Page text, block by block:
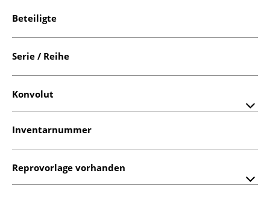
Beteiligte
Serie / Reihe
Konvolut
Inventarnummer
Reprovorlage vorhanden